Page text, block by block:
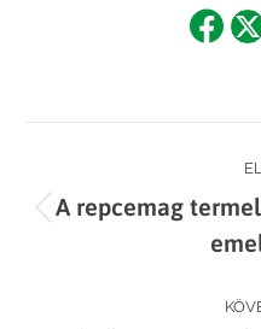
Share
A repcemag